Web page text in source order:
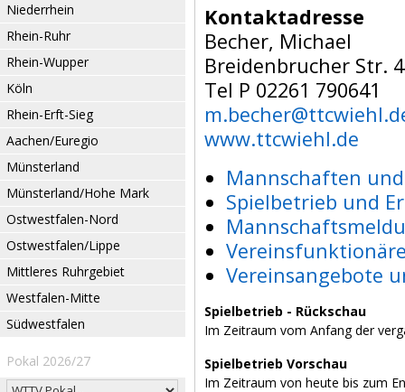
Niederrhein
Rhein-Ruhr
Rhein-Wupper
Köln
Rhein-Erft-Sieg
Aachen/Euregio
Münsterland
Münsterland/Hohe Mark
Ostwestfalen-Nord
Ostwestfalen/Lippe
Mittleres Ruhrgebiet
Westfalen-Mitte
Südwestfalen
Pokal 2026/27
Kontaktadresse
Becher, Michael
Breidenbrucher Str.
Tel P 02261 790641
www.ttcwiehl.de
Mannschaften
Spielbetrieb und
Vereinsangebote
Spielbetrieb - Rückschau
Im Zeitraum vom Anfang der
Spielbetrieb Vorschau
Im Zeitraum von heute bis zum